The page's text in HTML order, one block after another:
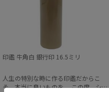
印鑑 牛角白 銀行印 16.5ミリ
人生の特別な時に作る印鑑だからこ
そ、本当に良いものを。 この度、シヤ